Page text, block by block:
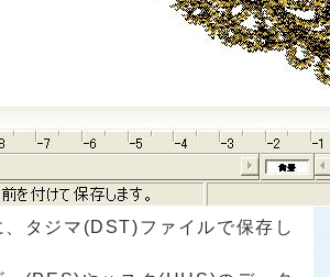
、タジマ(DST)ファイルで保存し